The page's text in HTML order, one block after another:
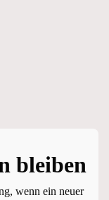
bleiben
wenn ein neuer